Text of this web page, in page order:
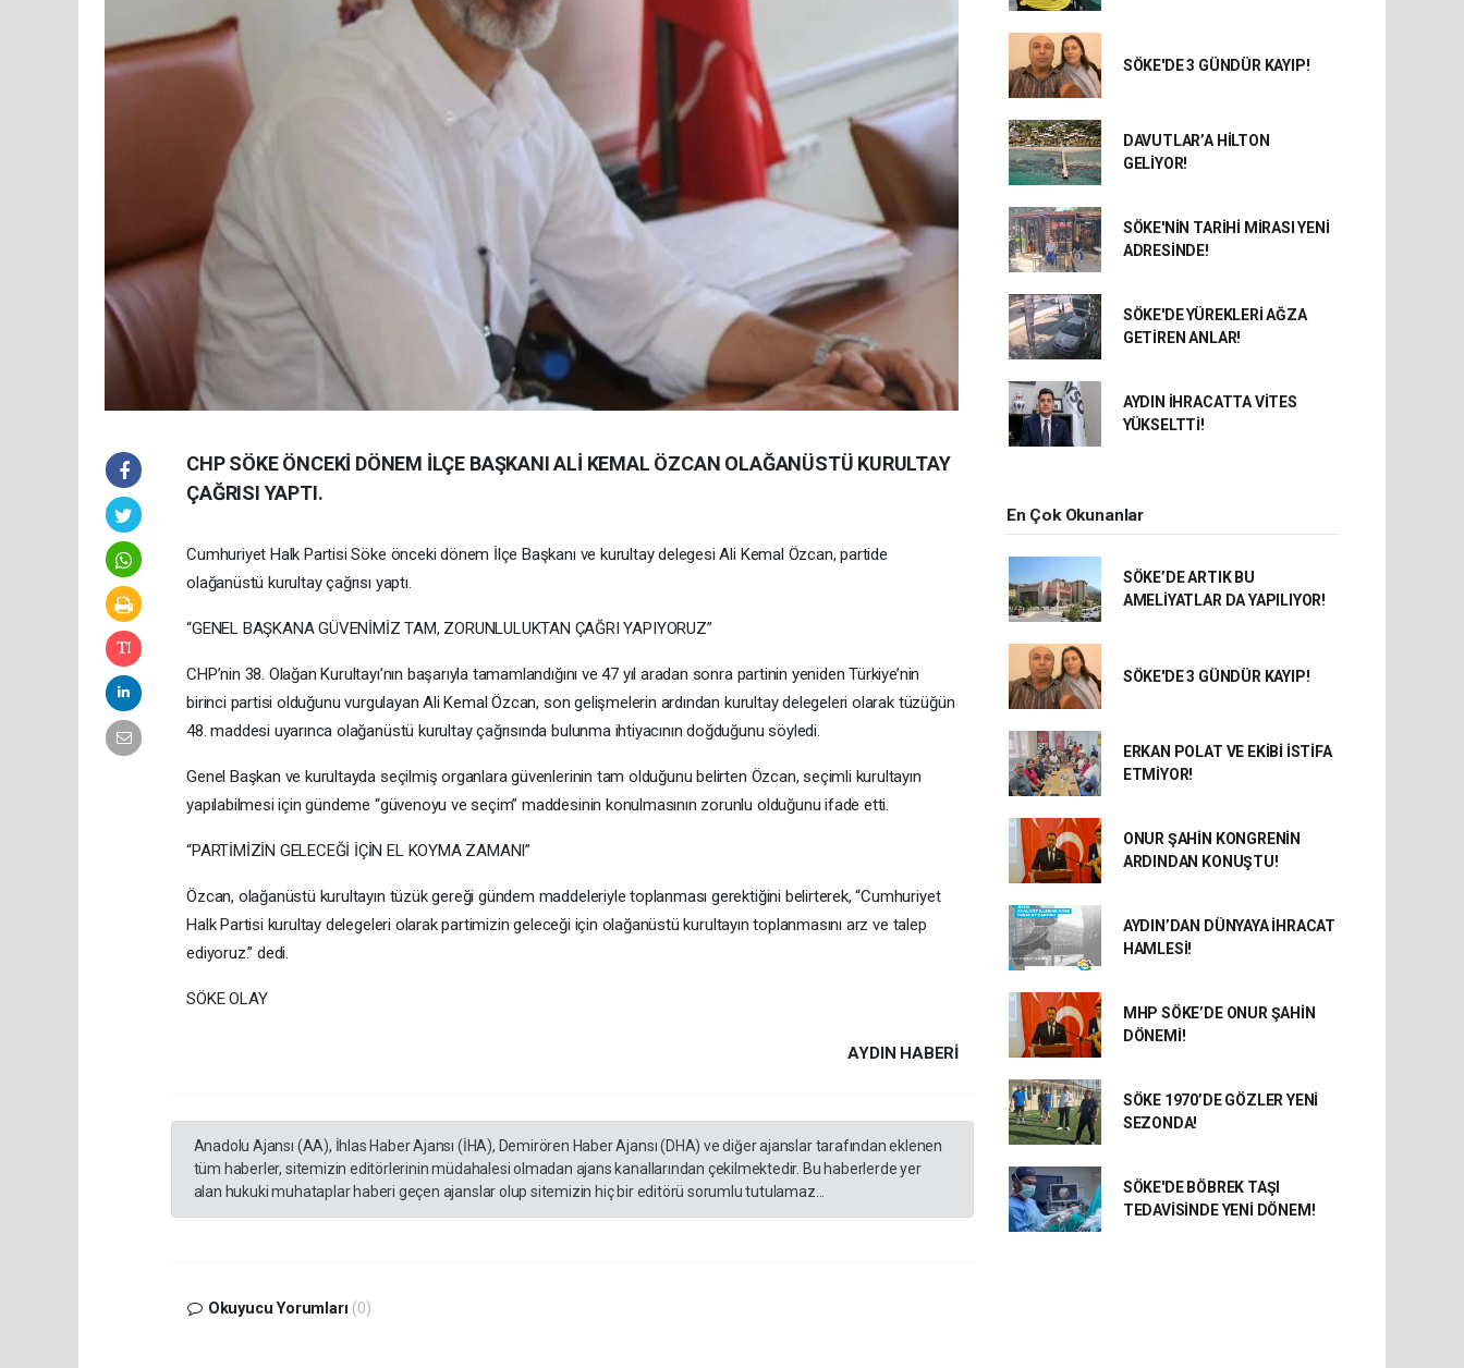
CHP SÖKE ÖNCEKİ DÖNEM İLÇE BAŞKANI ALİ KEMAL ÖZCAN OLAĞANÜSTÜ KURULTAY
ÇAĞRISI YAPTI.
Cumhuriyet Halk Partisi Söke önceki dönem İlçe Başkanı ve kurultay delegesi Ali Kemal Özcan, partide
olağanüstü kurultay çağrısı yaptı.
“GENEL BAŞKANA GÜVENİMİZ TAM, ZORUNLULUKTAN ÇAĞRI YAPIYORUZ”
CHP’nin 38. Olağan Kurultayı’nın başarıyla tamamlandığını ve 47 yıl aradan sonra partinin yeniden Türkiye’nin
birinci partisi olduğunu vurgulayan Ali Kemal Özcan, son gelişmelerin ardından kurultay delegeleri olarak tüzüğün
48. maddesi uyarınca olağanüstü kurultay çağrısında bulunma ihtiyacının doğduğunu söyledi.
Genel Başkan ve kurultayda seçilmiş organlara güvenlerinin tam olduğunu belirten Özcan, seçimli kurultayın
yapılabilmesi için gündeme “güvenoyu ve seçim” maddesinin konulmasının zorunlu olduğunu ifade etti.
“PARTİMİZİN GELECEĞİ İÇİN EL KOYMA ZAMANI”
Özcan, olağanüstü kurultayın tüzük gereği gündem maddeleriyle toplanması gerektiğini belirterek, “Cumhuriyet
Halk Partisi kurultay delegeleri olarak partimizin geleceği için olağanüstü kurultayın toplanmasını arz ve talep
ediyoruz.” dedi.
SÖKE OLAY
AYDIN HABERİ
Anadolu Ajansı (AA), İhlas Haber Ajansı (İHA), Demirören Haber Ajansı (DHA) ve diğer ajanslar tarafından eklenen
tüm haberler, sitemizin editörlerinin müdahalesi olmadan ajans kanallarından çekilmektedir. Bu haberlerde yer
alan hukuki muhataplar haberi geçen ajanslar olup sitemizin hiç bir editörü sorumlu tutulamaz...
Okuyucu Yorumları (0)
SÖKE'DE 3 GÜNDÜR KAYIP!
DAVUTLAR’A HİLTON
GELİYOR!
SÖKE'NİN TARİHİ MİRASI YENİ
ADRESİNDE!
SÖKE'DE YÜREKLERİ AĞZA
GETİREN ANLAR!
AYDIN İHRACATTA VİTES
YÜKSELTTİ!
En Çok Okunanlar
SÖKE’DE ARTIK BU
AMELİYATLAR DA YAPILIYOR!
SÖKE'DE 3 GÜNDÜR KAYIP!
ERKAN POLAT VE EKİBİ İSTİFA
ETMİYOR!
ONUR ŞAHİN KONGRENİN
ARDINDAN KONUŞTU!
AYDIN’DAN DÜNYAYA İHRACAT
HAMLESİ!
MHP SÖKE’DE ONUR ŞAHİN
DÖNEMİ!
SÖKE 1970’DE GÖZLER YENİ
SEZONDA!
SÖKE'DE BÖBREK TAŞI
TEDAVİSİNDE YENİ DÖNEM!